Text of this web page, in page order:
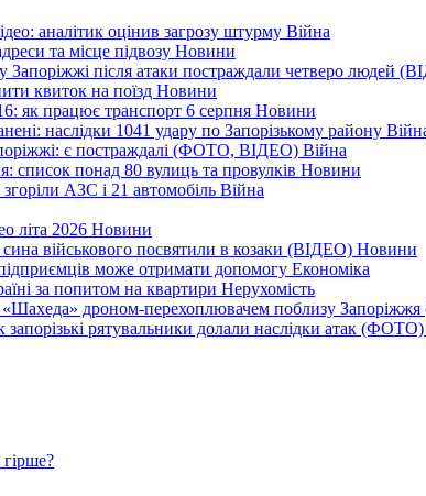
аналітик оцінив загрозу штурму Війна
та місце підвозу Новини
Запоріжжі після атаки постраждали четверо людей
квиток на поїзд Новини
як працює транспорт 6 серпня Новини
наслідки 1041 удару по Запорізькому району
є постраждалі (ФОТО, ВІДЕО) Війна
список понад 80 вулиць та провулків Новини
АЗС і 21 автомобіль Війна
літа 2026 Новини
військового посвятили в козаки (ВІДЕО) Новини
підприємців може отримати допомогу Економіка
за попитом на квартири Нерухомість
«Шахеда» дроном-перехоплювачем поблизу
рятувальники долали наслідки атак (ФОТО)